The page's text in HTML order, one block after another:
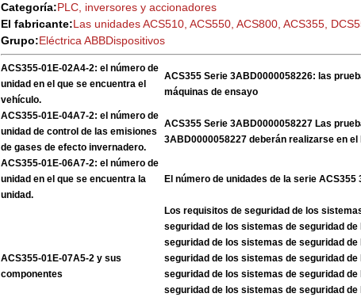
Categoría:PLC, inversores y accionadores
El fabricante:Las unidades ACS510, ACS550, ACS800, ACS355,
Grupo:Eléctrica ABBDispositivos
ACS355-01E-02A4-2: el número de
unidad en el que se encuentra el
vehículo.
ACS355 Serie 3ABD0000058226: las
máquinas de ensayo
ACS355-01E-04A7-2: el número de
unidad de control de las emisiones
de gases de efecto invernadero.
ACS355 Serie 3ABD0000058227 Las
3ABD0000058227 deberán realizarse en el
ACS355-01E-06A7-2: el número de
unidad en el que se encuentra la
unidad.
El número de unidades de la serie ACS355
ACS355-01E-07A5-2 y sus
componentes
Los requisitos de seguridad de los
seguridad de los sistemas de seguridad
seguridad de los sistemas de seguridad
seguridad de los sistemas de seguridad
seguridad de los sistemas de seguridad
seguridad de los sistemas de seguridad